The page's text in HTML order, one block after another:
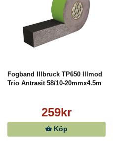
Fogband Illbruck TP650 Illmod
Trio Antrasit 58/10-20mmx4.5m
259kr
Köp